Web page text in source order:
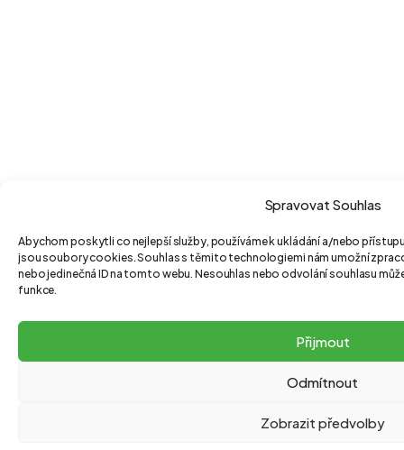
Spravovat Souhlas
Abychom poskytli co nejlepší služby, používáme k ukládání a/nebo
jsou soubory cookies. Souhlas s těmito technologiemi nám umožní
nebo jedinečná ID na tomto webu. Nesouhlas nebo odvolání souhlasu
funkce.
Přijmout
Odmítnout
Zobrazit předvolby